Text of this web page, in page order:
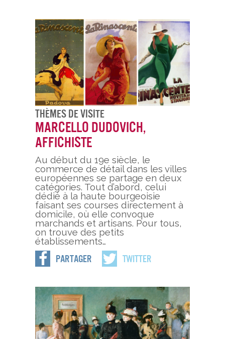
Thèmes De Visite
Marcello Dudovich,
affichiste
Au début du 19e siècle, le
commerce de détail dans les villes
européennes se partage en deux
catégories. Tout d’abord, celui
dédié à la haute bourgeoisie
faisant ses courses directement à
domicile, où elle convoque
marchands et artisans. Pour tous,
on trouve des petits
établissements…
Partager Twitter